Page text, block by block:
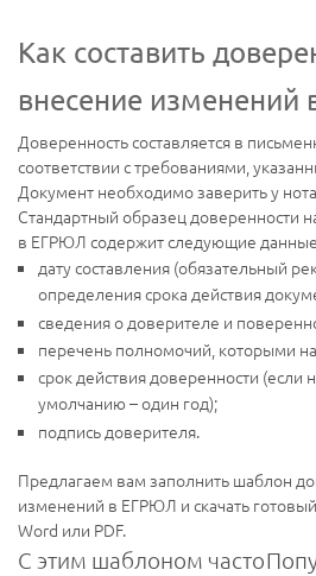
Как составить
внесение
Доверенность составляется в
соответствии с требованиями,
Документ необходимо заверить у
Стандартный образец доверенности
в ЕГРЮЛ содержит следующие
дату составления (обязательный
определения срока действия
сведения о доверителе и
перечень полномочий, которыми
срок действия доверенности (если
умолчанию – один год);
подпись доверителя.
Предлагаем вам заполнить шаблон
изменений в ЕГРЮЛ и скачать
Word или PDF.
С этим шаблоном часто